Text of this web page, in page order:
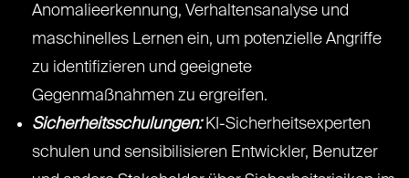
Anomalieerkennung, Verhaltensanalyse und
maschinelles Lernen ein, um potenzielle Angriffe
zu identifizieren und geeignete
Gegenmaßnahmen zu ergreifen.
Sicherheitsschulungen:KI-Sicherheitsexperten
schulen und sensibilisieren Entwickler, Benutzer